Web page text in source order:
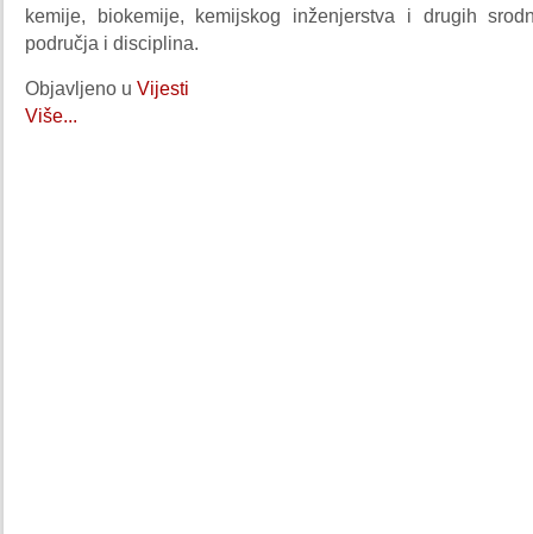
kemije, biokemije, kemijskog inženjerstva i drugih
područja i disciplina.
Objavljeno u Vijesti
Više...